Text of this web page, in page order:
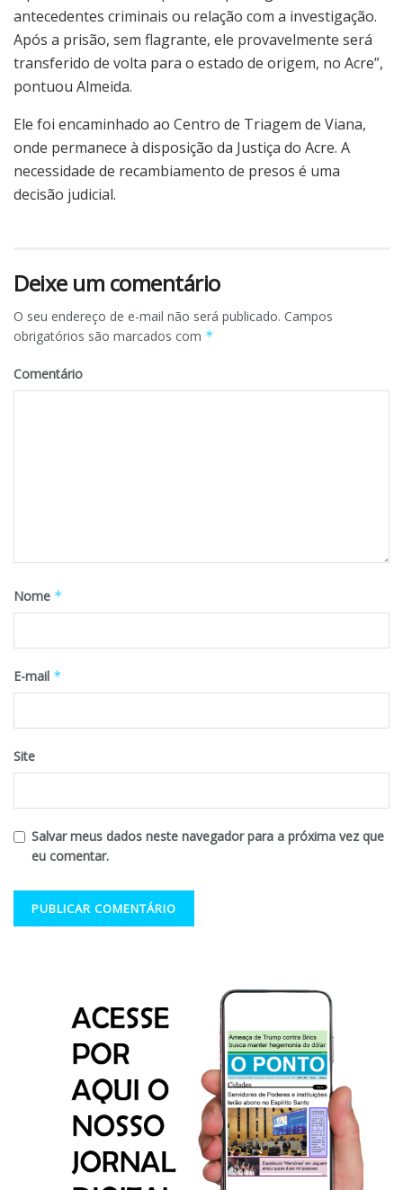
antecedentes criminais ou relação com a investigação.
Após a prisão, sem flagrante, ele provavelmente será
transferido de volta para o estado de origem, no Acre”,
pontuou Almeida.
Ele foi encaminhado ao Centro de Triagem de Viana,
onde permanece à disposição da Justiça do Acre. A
necessidade de recambiamento de presos é uma
decisão judicial.
Deixe um comentário
O seu endereço de e-mail não será publicado. Campos
obrigatórios são marcados com *
Comentário
Nome *
E-mail *
Site
Salvar meus dados neste navegador para a próxima vez que
eu comentar.